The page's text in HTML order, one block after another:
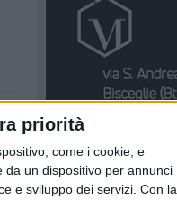
priorità
come i cookie, e
da un dispositivo per annunci
e sviluppo dei servizi. Con la